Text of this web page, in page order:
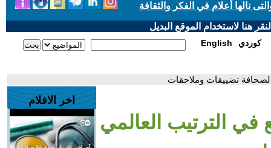
نالها أعلام في الفكر والثقافة
هنا لاستخدام الموقع البديل
English كوردي
تضييقات وملاحقات
في الترتيب العالمي
اخر الافلام